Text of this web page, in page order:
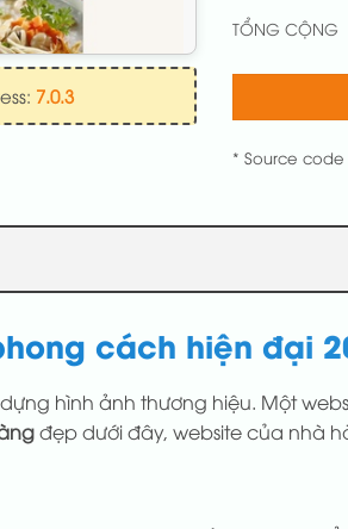
7.0.3
TỔNG CỘNG
* Source
cách hiện đại
hình ảnh thương hiệu. Một
đẹp dưới đây, website của nhà